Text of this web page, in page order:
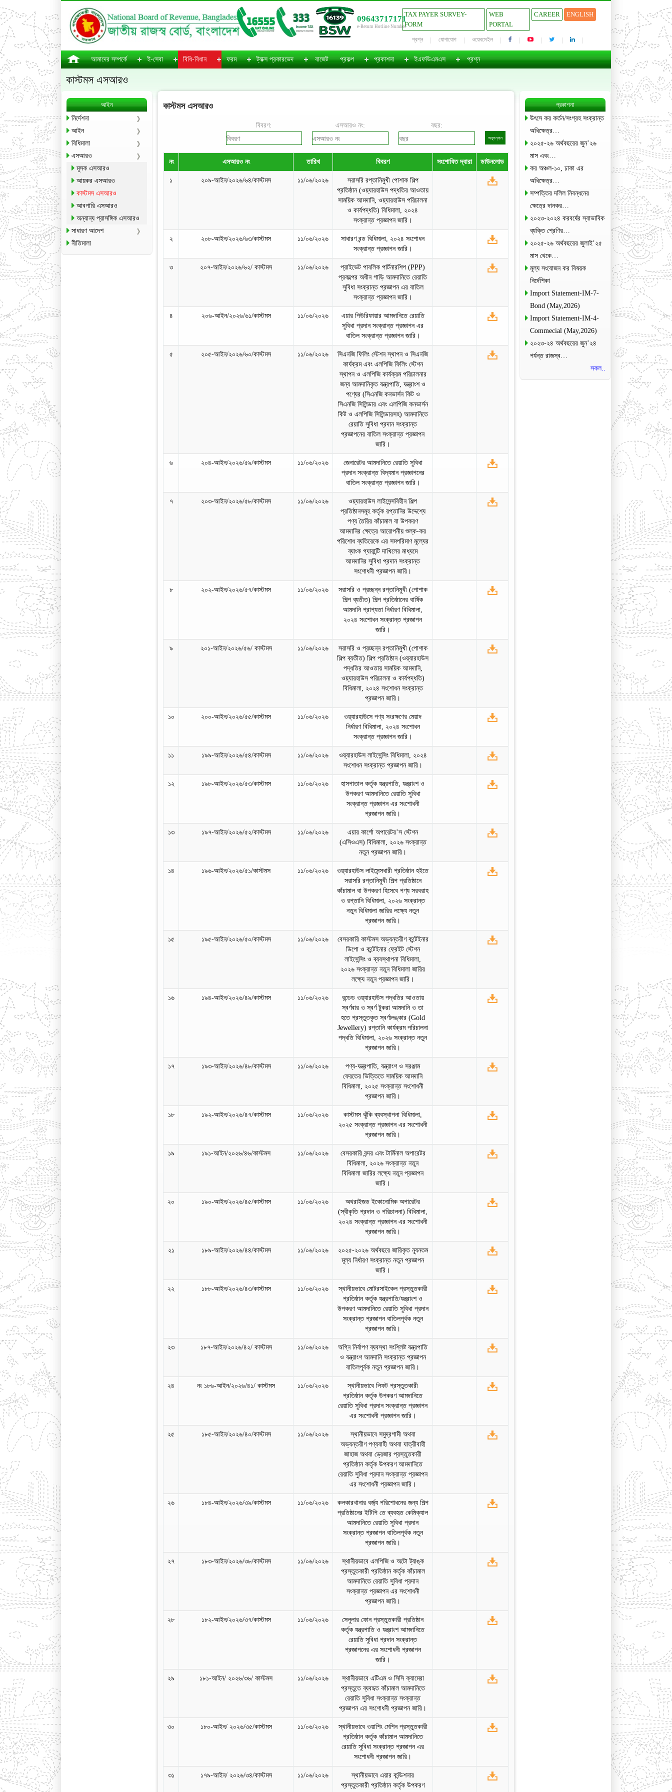
09643717171
e-Return Hotline Number
TAX PAYER SURVEY-
FORM
WEB
PORTAL
CAREER ENGLISH
প্রশ্ন যোগাযোগ ওয়েবমেইল
আমাদের সম্পর্কে ই-সেবা বিধি-বিধান ফরম ট্যাক্স প্রকারভেদ বাজেট প্রকল্প প্রকাশনা ইএফডিএমএস প্রশ্ন
কাস্টমস এসআরও
আইন
নির্দেশনা
আইন
বিধিমালা
এসআরও
মূসক এসআরও
আয়কর এসআরও
কাস্টমস এসআরও
আবগারি এসআরও
অন্যান্য প্রাসঙ্গিক এসআরও
সাধারণ আদেশ
নীতিমালা
কাস্টমস এসআরও
বিবরণ: এসআরও নং: বছর:
নং এসআরও নং তারিখ বিবরণ সংশোধিত দ্বারা ডাউনলোড
১ ২০৯-আইন/২০২৬/৬৪/কাস্টমস ১১/০৬/২০২৬
সরাসরি রপ্তানিমুখী পোশাক শিল্প
প্রতিষ্ঠান (ওয়্যারহাউস পদ্ধতির আওতায়
সাময়িক আমদানি, ওয়্যারহাউস পরিচালনা
ও কার্যপদ্ধতি) বিধিমালা, ২০২৪
সংক্রান্ত প্রজ্ঞাপন জারি।
২ ২০৮-আইন/২০২৬/৬৩/কাস্টমস ১১/০৬/২০২৬
সাধারণ বন্ড বিধিমালা, ২০২৪ সংশোধন
সংক্রান্ত প্রজ্ঞাপন জারি।
৩ ২০৭-আইন/২০২৬/৬২/ কাস্টমস ১১/০৬/২০২৬
প্রাইভেট পাবলিক পার্টনারশিপ (PPP)
প্রকল্পের অধীন গাড়ি আমদানিতে রেয়াতি
সুবিধা সংক্রান্ত প্রজ্ঞাপন এর বাতিল
সংক্রান্ত প্রজ্ঞাপন জারি।
৪ ২০৬-আইন/২০২৬/৬১/কাস্টমস ১১/০৬/২০২৬
এয়ার পিউরিফায়ার আমদানিতে রেয়াতি
সুবিধা প্রদান সংক্রান্ত প্রজ্ঞাপন এর
বাতিল সংক্রান্ত প্রজ্ঞাপন জারি।
৫ ২০৫-আইন/২০২৬/৬০/কাস্টমস ১১/০৬/২০২৬
সিএনজি ফিলিং স্টেশন স্থাপন ও সিএনজি
কার্যক্রম এবং এলপিজি ফিলিং স্টেশন
স্থাপন ও এলপিজি কার্যক্রম পরিচালনার
জন্য আমদানিকৃত যন্ত্রপাতি, যন্ত্রাংশ ও
পণ্যের (সিএনজি কনভার্সন কিট ও
সিএনজি সিলিন্ডার এবং এলপিজি কনভার্সন
কিট ও এলপিজি সিলিন্ডারসহ) আমদানিতে
রেয়াতি সুবিধা প্রদান সংক্রান্ত
প্রজ্ঞাপনের বাতিল সংক্রান্ত প্রজ্ঞাপন
জারি।
৬ ২০৪-আইন/২০২৬/৫৯/কাস্টমস ১১/০৬/২০২৬
জেনারেটর আমদানিতে রেয়াতি সুবিধা
প্রদান সংক্রান্ত বিদ্যমান প্রজ্ঞাপনের
বাতিল সংক্রান্ত প্রজ্ঞাপন জারি।
৭ ২০৩-আইন/২০২৬/৫৮/কাস্টমস ১১/০৬/২০২৬
ওয়্যারহাউস লাইসেন্সবিহীন শিল্প
প্রতিষ্ঠানসমূহ কর্তৃক রপ্তানির উদ্দেশ্যে
পণ্য তৈরির কাঁচামাল বা উপকরণ
আমদানির ক্ষেত্রে আরোপনীয় শুল্ক-কর
পরিশোধ ব্যতিরেকে এর সমপরিমাণ মূল্যের
ব্যাংক গ্যারান্টি দাখিলের মাধ্যমে
আমদানির সুবিধা প্রদান সংক্রান্ত
সংশোধনী প্রজ্ঞাপন জারি।
৮ ২০২-আইন/২০২৬/৫৭/কাস্টমস ১১/০৬/২০২৬
সরাসরি ও প্রচ্ছন্ন রপ্তানিমুখী (পোশাক
শিল্প ব্যতীত) শিল্প প্রতিষ্ঠানের বার্ষিক
আমদানি প্রাপ্যতা নির্ধারণ বিধিমালা,
২০২৪ সংশোধন সংক্রান্ত প্রজ্ঞাপন
জারি।
৯ ২০১-আইন/২০২৬/৫৬/ কাস্টমস ১১/০৬/২০২৬
সরাসরি ও প্রচ্ছন্ন রপ্তানিমুখী (পোশাক
শিল্প ব্যতীত) শিল্প প্রতিষ্ঠান (ওয়্যারহাউস
পদ্ধতির আওতায় সাময়িক আমদানি,
ওয়্যারহাউস পরিচালনা ও কার্যপদ্ধতি)
বিধিমালা, ২০২৪ সংশোধন সংক্রান্ত
প্রজ্ঞাপন জারি।
১০ ২০০-আইন/২০২৬/৫৫/কাস্টমস ১১/০৬/২০২৬
ওয়্যারহাউসে পণ্য সংরক্ষণের মেয়াদ
নির্ধারণ বিধিমালা, ২০২৪ সংশোধন
সংক্রান্ত প্রজ্ঞাপন জারি।
১১ ১৯৯-আইন/২০২৬/৫৪/কাস্টমস ১১/০৬/২০২৬
ওয়্যারহাউস লাইসেন্সিং বিধিমালা, ২০২৪
সংশোধন সংক্রান্ত প্রজ্ঞাপন জারি।
১২ ১৯৮-আইন/২০২৬/৫৩/কাস্টমস ১১/০৬/২০২৬
হাসপাতাল কর্তৃক যন্ত্রপাতি, যন্ত্রাংশ ও
উপকরণ আমদানিতে রেয়াতি সুবিধা
সংক্রান্ত প্রজ্ঞাপন এর সংশোধনী
প্রজ্ঞাপন জারি।
১৩ ১৯৭-আইন/২০২৬/৫২/কাস্টমস ১১/০৬/২০২৬
এয়ার কার্গো অপারেটর’স স্টেশন
(এসিওএস) বিধিমালা, ২০২৬ সংক্রান্ত
নতুন প্রজ্ঞাপন জারি।
১৪ ১৯৬-আইন/২০২৬/৫১/কাস্টমস ১১/০৬/২০২৬
ওয়্যারহাউস লাইসেন্সধারী প্রতিষ্ঠান হইতে
সরাসরি রপ্তানিমুখী শিল্প প্রতিষ্ঠানে
কাঁচামাল বা উপকরণ হিসেবে পণ্য সরবরাহ
ও রপ্তানি বিধিমালা, ২০২৬ সংক্রান্ত
নতুন বিধিমালা জারির লক্ষ্যে নতুন
প্রজ্ঞাপন জারি।
১৫ ১৯৫-আইন/২০২৬/৫০/কাস্টমস ১১/০৬/২০২৬
বেসরকারি কাস্টমস অভ্যন্তরীণ কন্টেইনার
ডিপো ও কন্টেইনার ফ্রেইট স্টেশন
লাইসেন্সিং ও ব্যবস্থাপনা বিধিমালা,
২০২৬ সংক্রান্ত নতুন বিধিমালা জারির
লক্ষ্যে নতুন প্রজ্ঞাপন জারি।
১৬ ১৯৪-আইন/২০২৬/৪৯/কাস্টমস ১১/০৬/২০২৬
বন্ডেড ওয়্যারহাউস পদ্ধতির আওতায়
স্বর্ণবার ও স্বর্ণ টুকরা আমদানি ও তা
হতে প্রস্তুতকৃত স্বর্ণালঙ্কার (Gold
Jewellery) রপ্তানি কার্যক্রম পরিচালনা
পদ্ধতি বিধিমালা, ২০২৬ সংক্রান্ত নতুন
প্রজ্ঞাপন জারি।
১৭ ১৯৩-আইন/২০২৬/৪৮/কাস্টমস ১১/০৬/২০২৬
পণ্য-যন্ত্রপাতি, যন্ত্রাংশ ও সরঞ্জাম
ফেরতের ভিত্তিতে সাময়িক আমদানি
বিধিমালা, ২০২৫ সংক্রান্ত সংশোধনী
প্রজ্ঞাপন জারি।
১৮ ১৯২-আইন/২০২৬/৪৭/কাস্টমস ১১/০৬/২০২৬
কাস্টমস ঝুঁকি ব্যবস্থাপনা বিধিমালা,
২০২৫ সংক্রান্ত প্রজ্ঞাপন এর সংশোধনী
প্রজ্ঞাপন জারি।
১৯ ১৯১-আইন/২০২৬/৪৬/কাস্টমস ১১/০৬/২০২৬
বেসরকারি বন্দর এবং টার্মিনাল অপারেটর
বিধিমালা, ২০২৬ সংক্রান্ত নতুন
বিধিমালা জারির লক্ষ্যে নতুন প্রজ্ঞাপন
জারি।
২০ ১৯০-আইন/২০২৬/৪৫/কাস্টমস ১১/০৬/২০২৬
অথরাইজড ইকোনোমিক অপারেটর
(স্বীকৃতি প্রদান ও পরিচালনা) বিধিমালা,
২০২৪ সংক্রান্ত প্রজ্ঞাপন এর সংশোধনী
প্রজ্ঞাপন জারি।
২১ ১৮৯-আইন/২০২৬/৪৪/কাস্টমস ১১/০৬/২০২৬
২০২৫-২০২৬ অর্থবছরে জারিকৃত ন্যূনতম
মূল্য নির্ধারণ সংক্রান্ত নতুন প্রজ্ঞাপন
জারি।
২২ ১৮৮-আইন/২০২৬/৪৩/কাস্টমস ১১/০৬/২০২৬
স্থানীয়ভাবে মোটরসাইকেল প্রস্তুতকারী
প্রতিষ্ঠান কর্তৃক যন্ত্রপাতি/যন্ত্রাংশ ও
উপকরণ আমদানিতে রেয়াতি সুবিধা প্রদান
সংক্রান্ত প্রজ্ঞাপন বাতিলপূর্বক নতুন
প্রজ্ঞাপন জারি।
২৩ ১৮৭-আইন/২০২৬/৪২/ কাস্টমস ১১/০৬/২০২৬
অগ্নি নির্বাপণ ব্যবস্থা সংশ্লিষ্ট যন্ত্রপাতি
ও যন্ত্রাংশ আমদানি সংক্রান্ত প্রজ্ঞাপন
বাতিলপূর্বক নতুন প্রজ্ঞাপন জারি।
২৪ নং ১৮৬-আইন/২০২৬/৪১/ কাস্টমস ১১/০৬/২০২৬
স্থানীয়ভাবে লিফট প্রস্তুতকারী
প্রতিষ্ঠান কর্তৃক উপকরণ আমদানিতে
রেয়াতি সুবিধা প্রদান সংক্রান্ত প্রজ্ঞাপন
এর সংশোধনী প্রজ্ঞাপন জারি।
২৫ ১৮৫-আইন/২০২৬/৪০/কাস্টমস ১১/০৬/২০২৬
স্থানীয়ভাবে সমুদ্রগামী অথবা
অভ্যন্তরীণ পণ্যবাহী অথবা যাত্রীবাহী
জাহাজ অথবা ড্রেজার প্রস্তুতকারী
প্রতিষ্ঠান কর্তৃক উপকরণ আমদানিতে
রেয়াতি সুবিধা প্রদান সংক্রান্ত প্রজ্ঞাপন
এর সংশোধনী প্রজ্ঞাপন জারি।
২৬ ১৮৪-আইন/২০২৬/৩৯/কাস্টমস ১১/০৬/২০২৬
কলকারখানার বর্জ্য পরিশোধনের জন্য শিল্প
প্রতিষ্ঠানের ইটিপি তে ব্যবহৃত কেমিক্যাল
আমদানিতে রেয়াতি সুবিধা প্রদান
সংক্রান্ত প্রজ্ঞাপন বাতিলপূর্বক নতুন
প্রজ্ঞাপন জারি।
২৭ ১৮৩-আইন/২০২৬/৩৮/কাস্টমস ১১/০৬/২০২৬
স্থানীয়ভাবে এলপিজি ও অটো ট্যাঙ্ক
প্রস্তুতকারী প্রতিষ্ঠান কর্তৃক কাঁচামাল
আমদানিতে রেয়াতি সুবিধা প্রদান
সংক্রান্ত প্রজ্ঞাপন এর সংশোধনী
প্রজ্ঞাপন জারি।
২৮ ১৮২-আইন/২০২৬/৩৭/কাস্টমস ১১/০৬/২০২৬
সেলুলার ফোন প্রস্তুতকারী প্রতিষ্ঠান
কর্তৃক যন্ত্রপাতি ও যন্ত্রাংশ আমদানিতে
রেয়াতি সুবিধা প্রদান সংক্রান্ত
প্রজ্ঞাপনের এর সংশোধনী প্রজ্ঞাপন
জারি।
২৯ ১৮১-আইন/ ২০২৬/৩৬/ কাস্টমস ১১/০৬/২০২৬
স্থানীয়ভাবে এটিএম ও সিসি ক্যামেরা
প্রস্তুতে ব্যবহৃত কাঁচামাল আমদানিতে
রেয়াতি সুবিধা সংক্রান্ত সংক্রান্ত
প্রজ্ঞাপন এর সংশোধনী প্রজ্ঞাপন জারি।
৩০ ১৮০-আইন/ ২০২৬/৩৫/কাস্টমস ১১/০৬/২০২৬
স্থানীয়ভাবে ওয়াশিং মেশিন প্রস্তুতকারী
প্রতিষ্ঠান কর্তৃক কাঁচামাল আমদানিতে
রেয়াতি সুবিধা সংক্রান্ত প্রজ্ঞাপন এর
সংশোধনী প্রজ্ঞাপন জারি।
৩১ ১৭৯-আইন/ ২০২৬/৩৪/কাস্টমস ১১/০৬/২০২৬
স্থানীয়ভাবে এয়ার কন্ডিশনার
প্রস্তুতকারী প্রতিষ্ঠান কর্তৃক উপকরণ
প্রকাশনা
উৎসে কর কর্তন/সংগ্রহ সংক্রান্ত
অধিক্ষেত্র…
২০২৫-২৬ অর্থবছরের জুন’২৬
মাস এবং…
কর অঞ্চল-১০, ঢাকা এর
অধিক্ষেত্র…
সম্পত্তির দলিল নিবন্ধনের
ক্ষেত্রে দানকর…
২০২৩-২০২৪ করবর্ষের স্বাভাবিক
ব্যক্তি শ্রেণির…
২০২৫-২৬ অর্থবছরের জুলাই’২৫
মাস থেকে…
মূল্য সংযোজন কর বিষয়ক
নির্দেশিকা
Import Statement-IM-7-
Bond (May,2026)
Import Statement-IM-4-
Commecial (May,2026)
২০২৩-২৪ অর্থবছরের জুন’২৪
পর্যন্ত রাজস্ব…
সকল..